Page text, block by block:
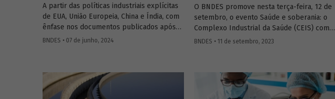
A partir das políticas industriais explícitas
de EUA, União Europeia, China e Índia, com
ênfase nos documentos publicados após
2020, o artigo busca identificar
no Brasil.
BNDES • 07 de junho, 2024
O BNDES promove nesta terça-feira, 12 de
setembro, o evento Saúde e soberania: o
Complexo Industrial da Saúde (CEIS) como
estratégia de desenvolvimento para o
públicas articuladas que convergem para a
ampliação do acesso à saúde da população
BNDES • 11 de setembro, 2023